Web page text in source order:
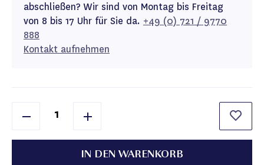
abschließen? Wir sind von Montag bis Freitag
von 8 bis 17 Uhr für Sie da. +49 (0) 721 / 9770
888
Kontakt aufnehmen
IN DEN WARENKORB